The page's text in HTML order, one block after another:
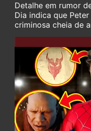
Detalhe em rumor
Dia indica que
criminosa cheia de